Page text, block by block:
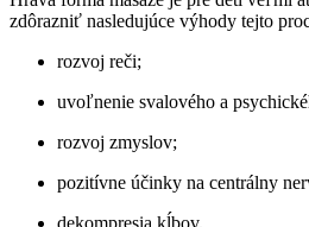
zdôrazniť nasledujúce výhody tejto
rozvoj reči;
uvoľnenie svalového a
rozvoj zmyslov;
pozitívne účinky na centrálny
dekompresia kĺbov.